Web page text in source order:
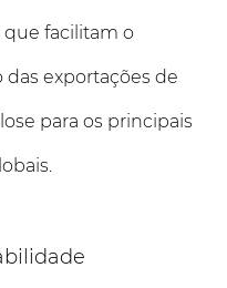
que facilitam o
exportações de
para os principais